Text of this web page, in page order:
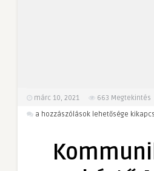
márc 10, 2021 663 Megtekintés
Kommunikációs
a hozzászólások lehetősége